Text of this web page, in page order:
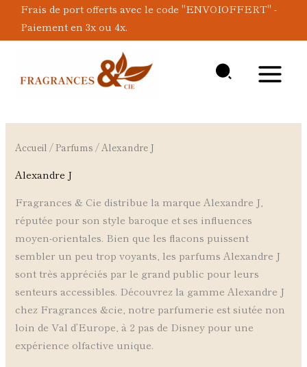
Aller
contenu
Frais de port offerts avec le code "ENVOIOFFERT" -
Paiement en 3x ou 4x.
Accueil /Parfums / Alexandre J
Alexandre J
Fragrances & Cie distribue la marque Alexandre J,
réputée pour son style baroque et ses influences
moyen-orientales. Bien que les flacons puissent
sembler un peu trop voyants, les parfums Alexandre J
sont très appréciés par le grand public pour leurs
senteurs accessibles. Découvrez la gamme Alexandre J
chez Fragrances &cie, notre parfumerie est siutée non
loin de Val d’Europe, à 2 pas de Disney pour une
expérience olfactive unique.